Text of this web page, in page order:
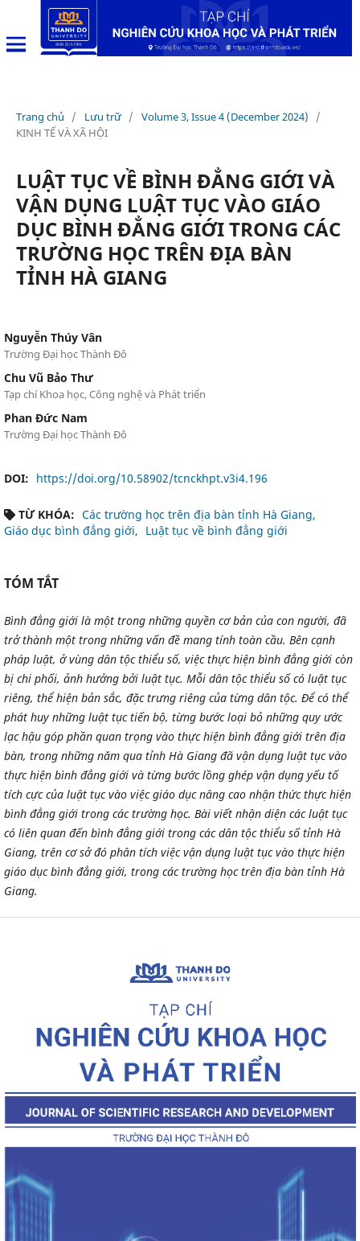
Trang chủ / Lưu trữ / Volume 3, Issue 4 (December 2024)
/
KINH TẾ VÀ XÃ HỘI
LUẬT TỤC VỀ BÌNH ĐẲNG GIỚI VÀ
VẬN DỤNG LUẬT TỤC VÀO GIÁO
DỤC BÌNH ĐẲNG GIỚI TRONG CÁC
TRƯỜNG HỌC TRÊN ĐỊA BÀN
TỈNH HÀ GIANG
Nguyễn Thúy Vân
Trường Đại học Thành Đô
Chu Vũ Bảo Thư
Tạp chí Khoa học, Công nghệ và Phát triển
Phan Đức Nam
Trường Đại học Thành Đô
DOI: https://doi.org/10.58902/tcnckhpt.v3i4.196
TỪ KHÓA: Các trường học trên địa bàn tỉnh Hà Giang
Giáo dục bình đẳng giới
Luật tục về bình đẳng giới
TÓM TẮT
Bình đẳng giới là một trong những quyền cơ bản của con người, đã
trở thành một trong những vấn đề mang tính toàn cầu. Bên cạnh
pháp luật, ở vùng dân tộc thiểu số, việc thực hiện bình đẳng giới còn
bị chi phối, ảnh hưởng bởi luật tục. Mỗi dân tộc thiểu số có luật tục
riêng, thể hiện bản sắc, đặc trưng riêng của từng dân tộc. Để có thể
phát huy những luật tục tiến bộ, từng bước loại bỏ những quy ước
lạc hậu góp phần quan trọng vào thực hiện bình đẳng giới trên địa
bàn, trong những năm qua tỉnh Hà Giang đã vận dụng luật tục vào
thực hiện bình đẳng giới và từng bước lồng ghép vận dụng yếu tố
tích cực của luật tục vào việc giáo dục nâng cao nhận thức thực hiện
bình đẳng giới trong các trường học. Bài viết nhận diện các luật tục
có liên quan đến bình đẳng giới trong các dân tộc thiểu số tỉnh Hà
Giang, trên cơ sở đó phân tích việc vận dụng luật tục vào thực hiện
giáo dục bình đẳng giới, trong các trường học trên địa bàn tỉnh Hà
Giang.